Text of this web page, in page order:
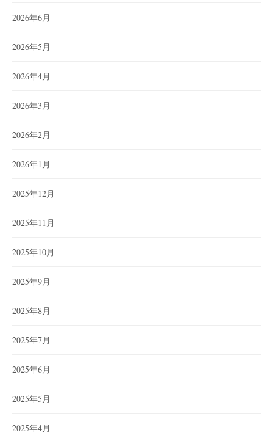
2026年6月
2026年5月
2026年4月
2026年3月
2026年2月
2026年1月
2025年12月
2025年11月
2025年10月
2025年9月
2025年8月
2025年7月
2025年6月
2025年5月
2025年4月